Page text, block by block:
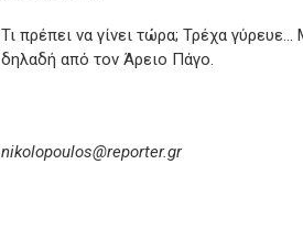
Τι πρέπει να γίνει τώρα; Τρέχα
δηλαδή από τον Άρειο Πάγο.
nikolopoulos@reporter.gr